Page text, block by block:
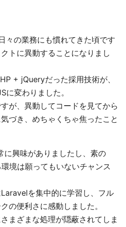
々の業務にも慣れてきた頃です
トに異動することになりまし
+ jQueryだった採用技術が、
変わりました。
が、異動してコードを見てから
づき、めちゃくちゃ焦ったこと
に興味がありましたし、素の
境は願ってもいないチャンス
を集中的に学習し、フル
の便利さに感動しました。
まざまな処理が隠蔽されてしま